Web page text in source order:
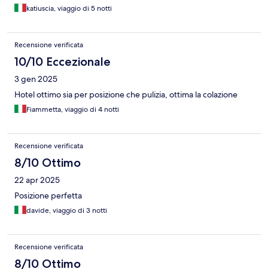
katiuscia, viaggio di 5 notti
Recensione verificata
10/10 Eccezionale
3 gen 2025
Hotel ottimo sia per posizione che pulizia, ottima la colazione
Fiammetta, viaggio di 4 notti
Recensione verificata
8/10 Ottimo
22 apr 2025
Posizione perfetta
davide, viaggio di 3 notti
Recensione verificata
8/10 Ottimo